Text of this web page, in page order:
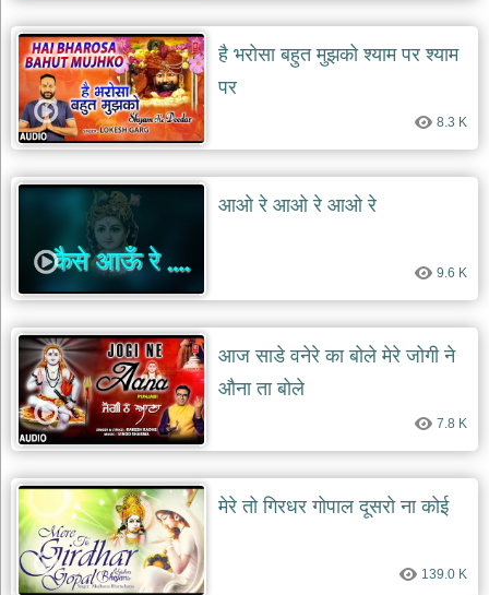
है भरोसा बहुत मुझको श्याम पर श्याम
पर
8.3 K
आओ रे आओ रे आओ रे
9.6 K
आज साडे वनेरे का बोले मेरे जोगी ने
औना ता बोले
7.8 K
मेरे तो गिरधर गोपाल दूसरो ना कोई
139.0 K